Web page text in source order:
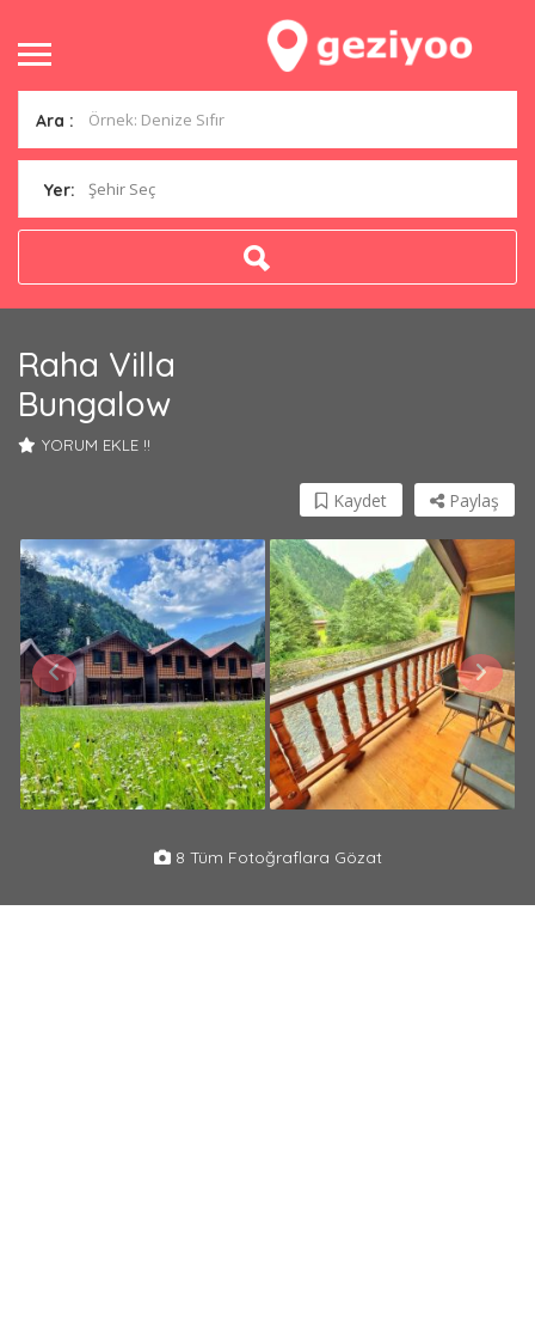
Ara :
Yer: Şehir Seç
Raha Villa
Bungalow
YORUM EKLE !!
Paylaş
Kaydet
8 Tüm Fotoğraflara Gözat